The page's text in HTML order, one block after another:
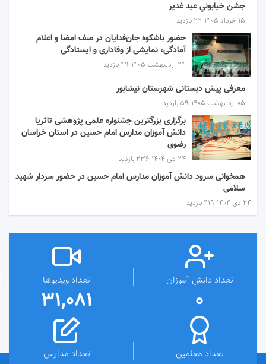
جشن خیابونیِ عید غدیر
۱۵ خرداد ۱۴۰۵ 22 بازدید
حضور باشکوه جان‌فدایان در صف امضا و اعلام
آمادگی، نمایشی از وفاداری و ایستادگی
۲۴ اردیبهشت ۱۴۰۵ 49 بازدید
معرفی پیش دبستانی شهرستان نیشابور
۰۵ اردیبهشت ۱۴۰۵ 59 بازدید
برگزاری بزرگترین جشنواره علمی پژوهشی تاثریا
دانش آموزان مدارس امام حسین در استان خراسان
رضوی
۲۴ دی ۱۴۰۴ 236 بازدید
همخوانی سرود دانش آموزان مدارس امام حسین در حضور سردار شهید
سلامی
۲۴ دی ۱۴۰۴ 419 بازدید
تعداد دانش آموزان
0
تعداد ویدیوها
31,081
تعداد معلمین تعداد مدارس